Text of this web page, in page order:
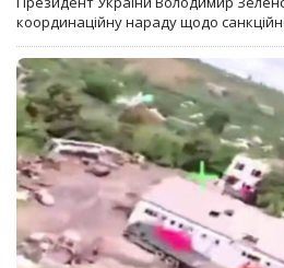
координаційну нараду щодо